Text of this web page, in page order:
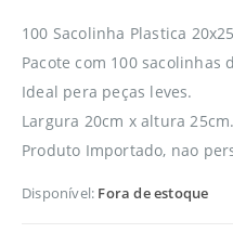
100 Sacolinha Plastica
Pacote com 100 sacolinhas
Ideal pera peças leves.
Largura 20cm x altura 25cm.
Produto Importado, nao
Disponível: Fora de estoque